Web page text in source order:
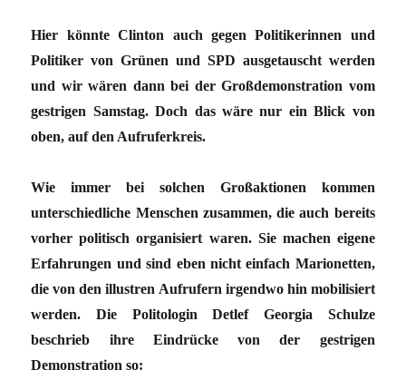
Hier könnte Clinton auch gegen Politikerinnen und
Politiker von Grünen und SPD ausgetauscht werden
und wir wären dann bei der Großdemonstration vom
gestrigen Samstag. Doch das wäre nur ein Blick von
oben, auf den Aufruferkreis.
Wie immer bei solchen Großaktionen kommen
unterschiedliche Menschen zusammen, die auch bereits
vorher politisch organisiert waren. Sie machen eigene
Erfahrungen und sind eben nicht einfach Marionetten,
die von den illustren Aufrufern irgendwo hin mobilisiert
werden. Die Politologin Detlef Georgia Schulze
beschrieb ihre Eindrücke von der gestrigen
Demonstration so: